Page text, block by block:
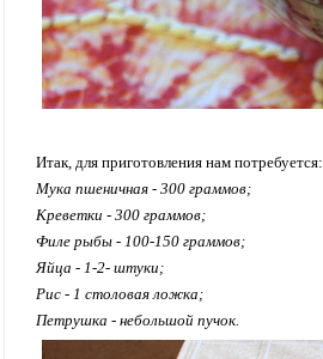
Итак, для приготовления нам потребуется:
Мука пшеничная - 300 граммов;
Креветки - 300 граммов;
Филе рыбы - 100-150 граммов;
Яйца - 1-2- штуки;
Рис - 1 столовая ложка;
Петрушка - небольшой пучок.